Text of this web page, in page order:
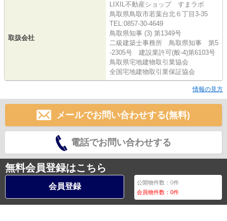
取扱会社
LIXIL不動産ショップ すまラボ
鳥取県鳥取市若葉台北６丁目3-35
TEL:0857-30-4649
鳥取県知事 (3) 第1349号
二級建築士事務所 鳥取県知事 第5
-2305号 建設業許可(般-4)第6103号
鳥取県宅地建物取引業協会
全国宅地建物取引業保証協会
情報の見方
メールでお問い合わせする(無料)
電話でお問い合わせする
無料会員登録はこちら
会員登録 公開物件数：0件
会員物件数：0件